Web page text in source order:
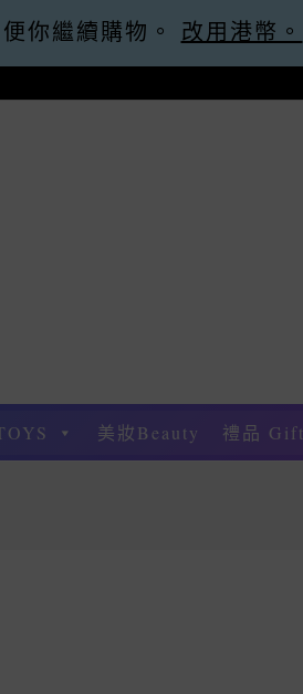
-30忽略
美妝Beauty 禮品 Gift
你繼續購物。 改用港幣。